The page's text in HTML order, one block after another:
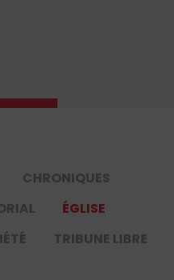
CHRONIQUES
ÉGLISE
TRIBUNE LIBRE